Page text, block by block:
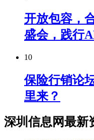
开放包容，
盛会，践行
10
保险行销论
里来？
深圳信息网最新